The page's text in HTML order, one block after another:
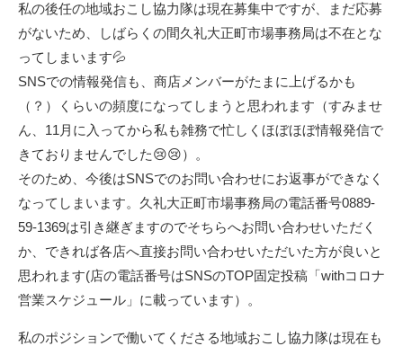
私の後任の地域おこし協力隊は現在募集中ですが、まだ応募
がないため、しばらくの間久礼大正町市場事務局は不在とな
ってしまいます💦
SNSでの情報発信も、商店メンバーがたまに上げるかも
（？）くらいの頻度になってしまうと思われます（すみませ
ん、11月に入ってから私も雑務で忙しくほぼほぼ情報発信で
きておりませんでした😢😢）。
そのため、今後はSNSでのお問い合わせにお返事ができなく
なってしまいます。久礼大正町市場事務局の電話番号0889-
59-1369は引き継ぎますのでそちらへお問い合わせいただく
か、できれば各店へ直接お問い合わせいただいた方が良いと
思われます(店の電話番号はSNSのTOP固定投稿「withコロナ
営業スケジュール」に載っています）。
私のポジションで働いてくださる地域おこし協力隊は現在も